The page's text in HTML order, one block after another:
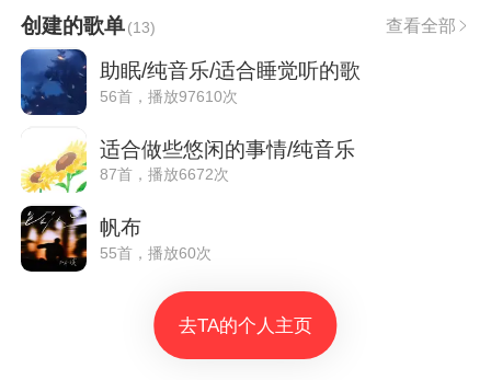
创建的歌单(13) 查看全部
助眠/纯音乐/适合睡觉听的歌
56首，播放97610次
适合做些悠闲的事情/纯音乐
87首，播放6672次
帆布
55首，播放60次
去TA的个人主页